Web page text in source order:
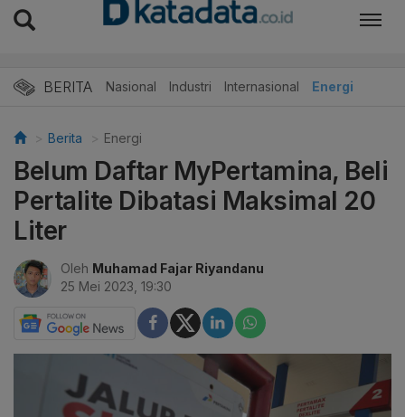
BERITA Nasional Industri Internasional Energi
Berita Energi
Belum Daftar MyPertamina, Beli
Pertalite Dibatasi Maksimal 20
Liter
Oleh Muhamad Fajar Riyandanu
25 Mei 2023, 19:30